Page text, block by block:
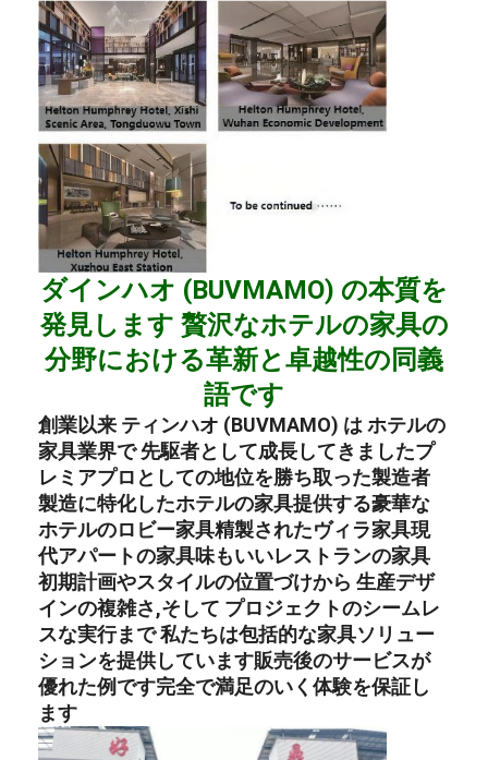
ダインハオ (BUVMAMO) の本質を
発見します 贅沢なホテルの家具の
分野における革新と卓越性の同義
語です
創業以来 ティンハオ (BUVMAMO) は ホテルの
家具業界で 先駆者として成長してきましたプ
レミアプロとしての地位を勝ち取った製造者
製造に特化したホテルの家具提供する豪華な
ホテルのロビー家具精製されたヴィラ家具現
代アパートの家具味もいいレストランの家具
初期計画やスタイルの位置づけから 生産デザ
インの複雑さ,そして プロジェクトのシームレ
スな実行まで 私たちは包括的な家具ソリュー
ションを提供しています販売後のサービスが
優れた例です完全で満足のいく体験を保証し
ます